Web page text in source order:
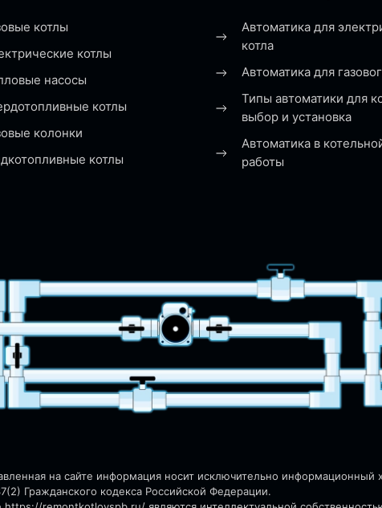
котлы
котлы
насосы
котлы
колонки
котлы
Автоматика для
котла
Автоматика для
Типы автоматики для
выбор и установка
Автоматика в
работы
на сайте информация носит исключительно информационный
Гражданского кодекса Российской Федерации.